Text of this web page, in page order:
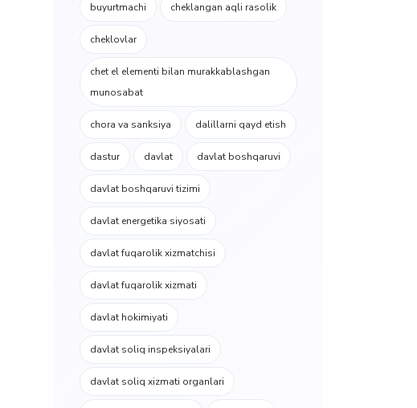
buyurtmachi cheklangan aqli rasolik
cheklovlar
chet el elementi bilan murakkablashgan
munosabat
chora va sanksiya dalillarni qayd etish
dastur davlat davlat boshqaruvi
davlat boshqaruvi tizimi
davlat energetika siyosati
davlat fuqarolik xizmatchisi
davlat fuqarolik xizmati
davlat hokimiyati
davlat soliq inspeksiyalari
davlat soliq xizmati organlari